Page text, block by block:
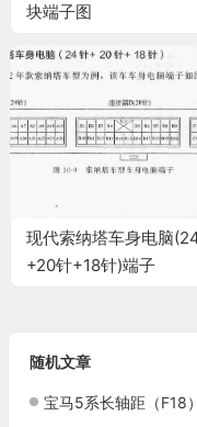
块端子图
现代索纳塔车身电脑
+20针+18针)端子
随机文章
宝马5系长轴距（F18）拆